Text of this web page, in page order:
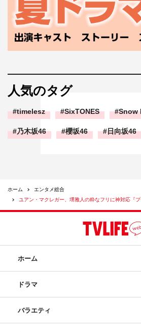
人気のタグ
timelesz SixTONES Snow
乃木坂46 櫻坂46 日向坂46
ホーム
エンタメ総合
ユアン・マクレガー、堺雅人の粋なフリに神対応『
ホーム
ドラマ
バラエティ